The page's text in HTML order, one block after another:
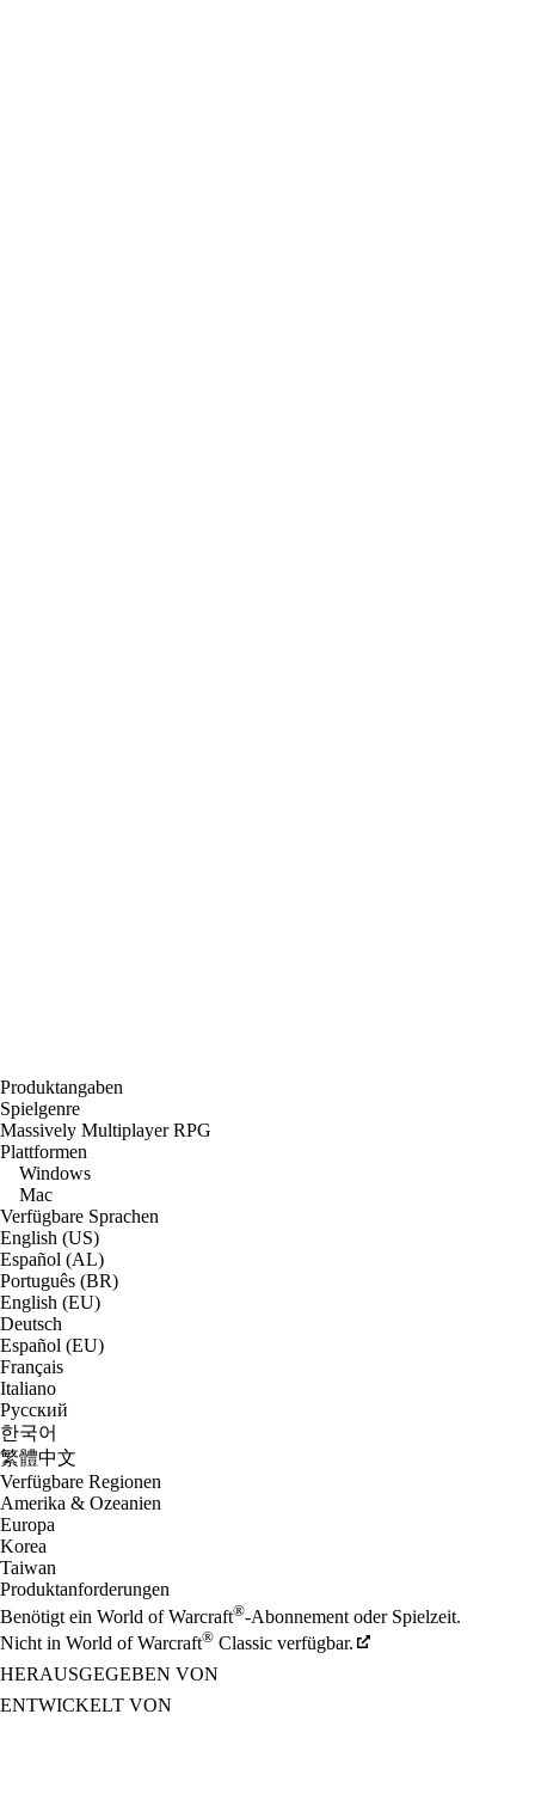
Produktangaben
Spielgenre
Massively Multiplayer RPG
Plattformen
Windows
Mac
Verfügbare Sprachen
English (US)
Español (AL)
Português (BR)
English (EU)
Deutsch
Español (EU)
Français
Italiano
Русский
한국어
繁體中文
Verfügbare Regionen
Amerika & Ozeanien
Europa
Korea
Taiwan
Produktanforderungen
Benötigt ein World of Warcraft®-Abonnement oder Spielzeit.
Nicht in World of Warcraft® Classic verfügbar.
HERAUSGEGEBEN VON
ENTWICKELT VON